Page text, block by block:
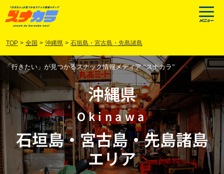
TOP > 全国 > 沖縄県 > 石垣島・宮古島・先島諸島
「行きたい」が見つかるスナック情報メディア “スナカラ”
沖縄県
Okinawa
石垣島・宮古島・先島諸島
エリア